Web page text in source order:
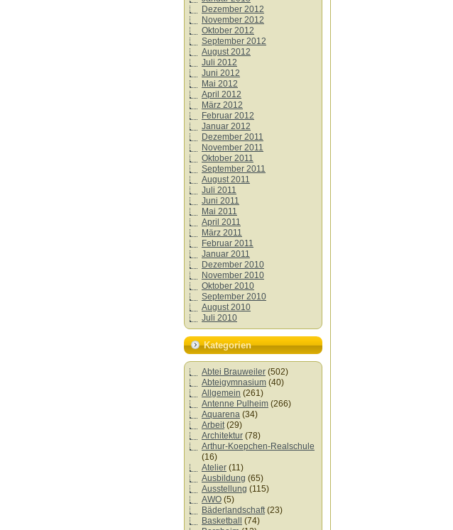
Dezember 2012
November 2012
Oktober 2012
September 2012
August 2012
Juli 2012
Juni 2012
Mai 2012
April 2012
März 2012
Februar 2012
Januar 2012
Dezember 2011
November 2011
Oktober 2011
September 2011
August 2011
Juli 2011
Juni 2011
Mai 2011
April 2011
März 2011
Februar 2011
Januar 2011
Dezember 2010
November 2010
Oktober 2010
September 2010
August 2010
Juli 2010
Kategorien
Abtei Brauweiler (502)
Abteigymnasium (40)
Allgemein (261)
Antenne Pulheim (266)
Aquarena (34)
Arbeit(29)
Architektur (78)
Arthur-Koepchen-Realschule
(16)
Atelier (11)
Ausbildung (65)
Ausstellung (115)
AWO (5)
Bäderlandschaft(23)
Basketball
(74)